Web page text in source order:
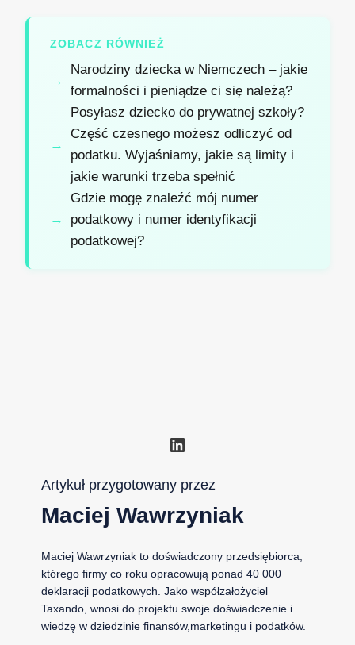
ZOBACZ RÓWNIEŻ
Narodziny dziecka w Niemczech – jakie
formalności i pieniądze ci się należą?
Posyłasz dziecko do prywatnej szkoły?
Część czesnego możesz odliczyć od
podatku. Wyjaśniamy, jakie są limity i
jakie warunki trzeba spełnić
Gdzie mogę znaleźć mój numer
podatkowy i numer identyfikacji
podatkowej?
LinkedIn
Artykuł przygotowany przez
Maciej Wawrzyniak
Maciej Wawrzyniak to doświadczony przedsiębiorca,
którego firmy co roku opracowują ponad 40 000
deklaracji podatkowych. Jako współzałożyciel
Taxando, wnosi do projektu swoje doświadczenie i
wiedzę w dziedzinie finansów,marketingu i podatków.